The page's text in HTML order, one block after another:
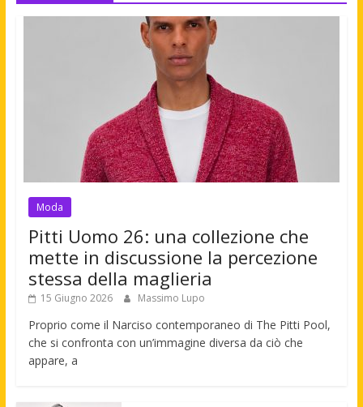
Moda
Pitti Uomo 26: una collezione che
mette in discussione la percezione
stessa della maglieria
15 Giugno 2026 Massimo Lupo
Proprio come il Narciso contemporaneo di The Pitti Pool,
che si confronta con un’immagine diversa da ciò che
appare, a